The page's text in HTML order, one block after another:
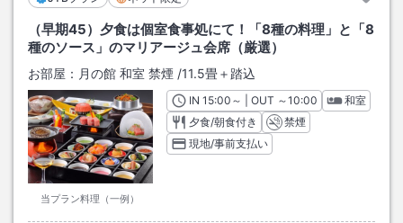
（早期45）夕食は個室食事処にて！「8種の料理」と「8
種のソース」のマリアージュ会席（厳選）
お部屋： 月の館 和室 禁煙 /11.5畳＋踏込
当プラン料理（一例）
INチェックイン
15:00 ～ | OUT チェックアウト
～10:00
和室
夕食/朝食付き
禁煙
現地/事前支払い